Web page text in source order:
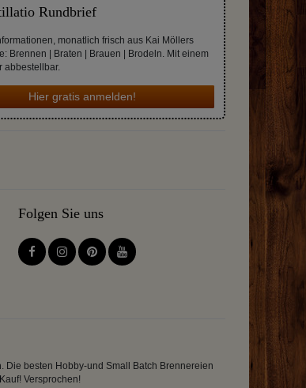
Rundbrief
monatlich frisch aus Kai Möllers
Brennen | Braten | Brauen | Brodeln. Mit einem
abbestellbar.
Hier gratis anmelden!
Folgen Sie uns
Die besten Hobby-und Small Batch Brennereien
Versprochen!